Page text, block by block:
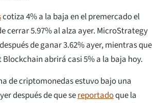
cotiza 4% a la baja en el premercado el
cerrar 5.97% al alza ayer. MicroStrategy
de ganar 3.62% ayer, mientras que
Blockchain abrirá casi 5% a la baja hoy.
de criptomonedas estuvo bajo una
después de que sereportadoque la